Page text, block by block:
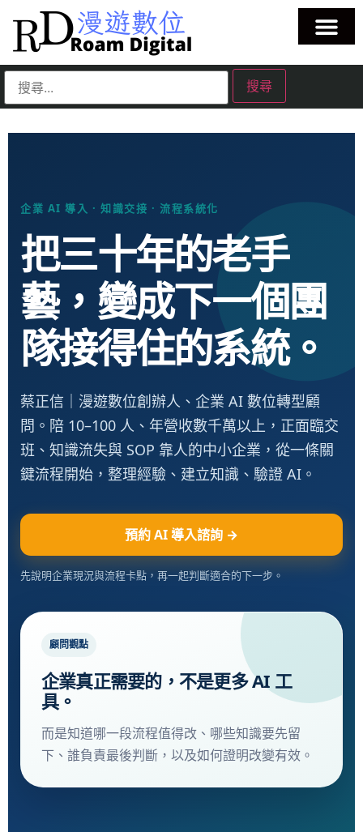
企業 AI 導入 · 知識交接 · 流程系統化
把三十年的老手
藝，變成下一個團
隊接得住的系統。
蔡正信｜漫遊數位創辦人、企業 AI 數位轉型顧
問。陪 10–100 人、年營收數千萬以上，正面臨交
班、知識流失與 SOP 靠人的中小企業，從一條關
鍵流程開始，整理經驗、建立知識、驗證 AI。
預約 AI 導入諮詢 →
先說明企業現況與流程卡點，再一起判斷適合的下一步。
顧問觀點
企業真正需要的，不是更多 AI 工
具。
而是知道哪一段流程值得改、哪些知識要先留
下、誰負責最後判斷，以及如何證明改變有效。